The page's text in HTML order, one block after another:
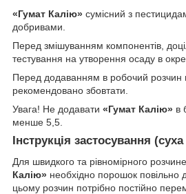
«Гумат Калію» сумісний з
добривами.
Перед змішуванням компонентів,
тестування на утворення осаду в
Перед додаванням в робочий розчин
рекомендовано збовтати.
Увага! Не додавати «Гумат Калію» в
менше 5,5.
Інструкція застосування
Для швидкого та рівномірного
Калію» необхідно порошок повільно
цьому розчин потрібно постійно